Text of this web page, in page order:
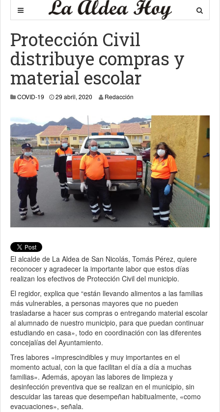
Protección Civil
distribuye compras y
material escolar
COVID-19 29 abril, 2020 29 abril, 2020
Redacción
El alcalde de La Aldea de San Nicolás, Tomás Pérez, quiere
reconocer y agradecer la importante labor que estos días
realizan los efectivos de Protección Civil del municipio.
El regidor, explica que “están llevando alimentos a las familias
más vulnerables, a personas mayores que no pueden
trasladarse a hacer sus compras o entregando material escolar
al alumnado de nuestro municipio, para que puedan continuar
estudiando en casa», todo en coordinación con las diferentes
concejalías del Ayuntamiento.
Tres labores «imprescindibles y muy importantes en el
momento actual, con la que facilitan el día a día a muchas
familias». Además, apoyan las labores de limpieza y
desinfección preventiva que se realizan en el municipio, sin
descuidar las tareas que desempeñan habitualmente, «como
evacuaciones», señala.